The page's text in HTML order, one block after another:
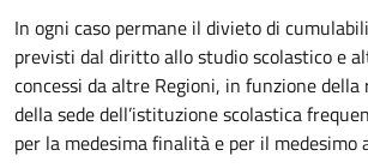
In ogni caso permane il divieto di
previsti dal diritto allo studio scolastico e
concessi da altre Regioni, in funzione della
della sede dell’istituzione scolastica
per la medesima finalità e per il medesimo